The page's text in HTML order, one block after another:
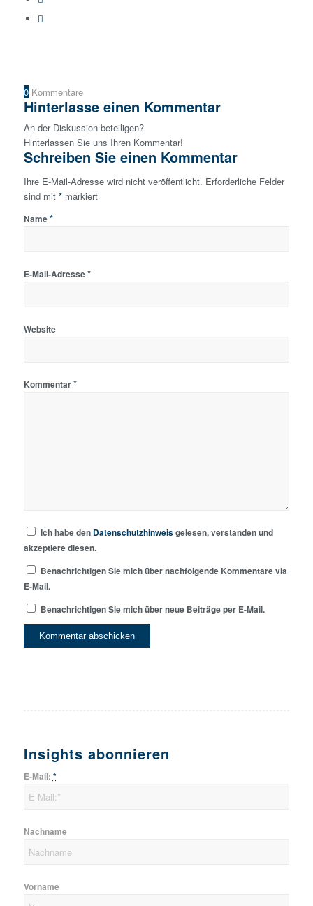
0 Kommentare
Hinterlasse einen Kommentar
An der Diskussion beteiligen?
Hinterlassen Sie uns Ihren Kommentar!
Schreiben Sie einen Kommentar
Ihre E-Mail-Adresse wird nicht veröffentlicht. Erforderliche Felder
sind mit *markiert
Name*
E-Mail-Adresse*
Website
Kommentar*
Ich habe den Datenschutzhinweisgelesen, verstanden und
akzeptiere diesen.
Benachrichtigen Sie mich über nachfolgende Kommentare via
E-Mail.
Benachrichtigen Sie mich über neue Beiträge per E-Mail.
Insights abonnieren
E-Mail: *
Nachname
Vorname